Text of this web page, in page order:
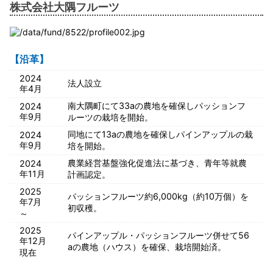
株式会社大隅フルーツ
【沿革】
2024
年4月
法人設立
2024
年9月
南大隅町にて33aの農地を確保しパッションフ
ルーツの栽培を開始。
2024
年9月
同地にて13aの農地を確保しパインアップルの栽
培を開始。
2024
年11月
農業経営基盤強化促進法に基づき、青年等就農
計画認定。
2025
年7月
～
パッションフルーツ約6,000kg（約10万個）を
初収穫。
2025
年12月
現在
パインアップル・パッションフルーツ併せて56
aの農地（ハウス）を確保、栽培開始済。